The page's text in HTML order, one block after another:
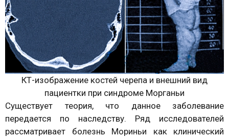
КТ-изображение костей черепа и внешний вид
пациентки при синдроме Морганьи
Существует теория, что данное заболевание
передается по наследству. Ряд исследователей
рассматривает болезнь Мориньи как клинический